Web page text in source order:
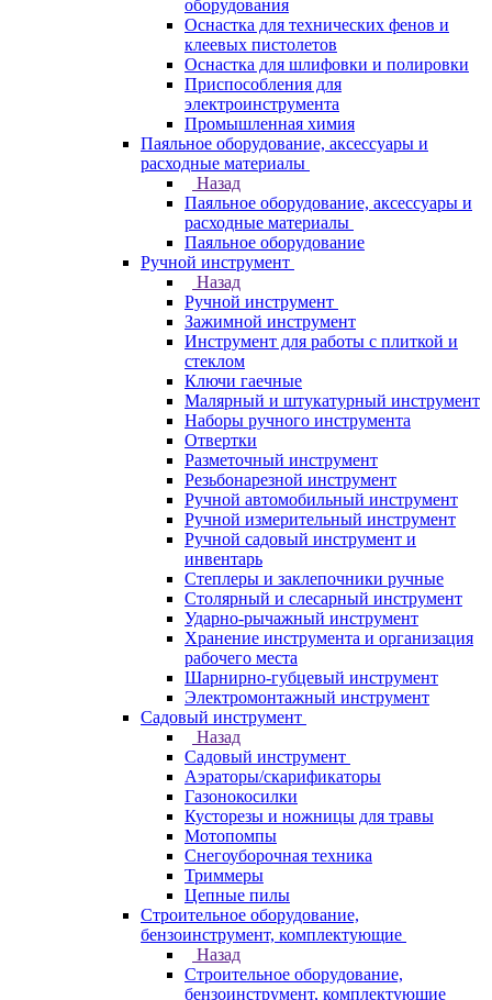
оборудования
Оснастка для технических фенов и
клеевых пистолетов
Оснастка для шлифовки и полировки
Приспособления для
электроинструмента
Промышленная химия
Паяльное оборудование, аксессуары и
расходные материалы
Назад
Паяльное оборудование, аксессуары и
расходные материалы
Паяльное оборудование
Ручной инструмент
Назад
Ручной инструмент
Зажимной инструмент
Инструмент для работы с плиткой и
стеклом
Ключи гаечные
Малярный и штукатурный инструмент
Наборы ручного инструмента
Отвертки
Разметочный инструмент
Резьбонарезной инструмент
Ручной автомобильный инструмент
Ручной измерительный инструмент
Ручной садовый инструмент и
инвентарь
Степлеры и заклепочники ручные
Столярный и слесарный инструмент
Ударно-рычажный инструмент
Хранение инструмента и организация
рабочего места
Шарнирно-губцевый инструмент
Электромонтажный инструмент
Садовый инструмент
Назад
Садовый инструмент
Аэраторы/скарификаторы
Газонокосилки
Кусторезы и ножницы для травы
Мотопомпы
Снегоуборочная техника
Триммеры
Цепные пилы
Строительное оборудование,
бензоинструмент, комплектующие
Назад
Строительное оборудование,
бензоинструмент, комплектующие